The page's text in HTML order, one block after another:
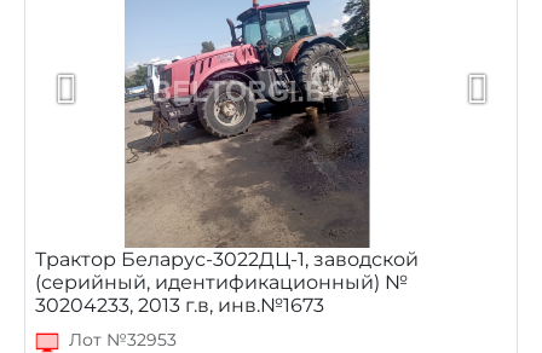
Трактор Беларус-3022ДЦ-1, заводской
(серийный, идентификационный) №
30204233, 2013 г.в, инв.№1673
Лот №32953